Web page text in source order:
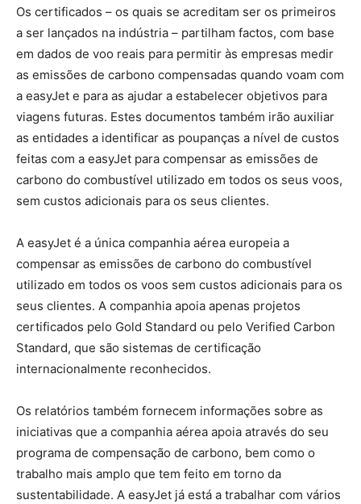
Os certificados – os quais se acreditam ser os primeiros
a ser lançados na indústria – partilham factos, com base
em dados de voo reais para permitir às empresas medir
as emissões de carbono compensadas quando voam com
a easyJet e para as ajudar a estabelecer objetivos para
viagens futuras. Estes documentos também irão auxiliar
as entidades a identificar as poupanças a nível de custos
feitas com a easyJet para compensar as emissões de
carbono do combustível utilizado em todos os seus voos,
sem custos adicionais para os seus clientes.
A easyJet é a única companhia aérea europeia a
compensar as emissões de carbono do combustível
utilizado em todos os voos sem custos adicionais para os
seus clientes. A companhia apoia apenas projetos
certificados pelo Gold Standard ou pelo Verified Carbon
Standard, que são sistemas de certificação
internacionalmente reconhecidos.
Os relatórios também fornecem informações sobre as
iniciativas que a companhia aérea apoia através do seu
programa de compensação de carbono, bem como o
trabalho mais amplo que tem feito em torno da
sustentabilidade. A easyJet já está a trabalhar com vários